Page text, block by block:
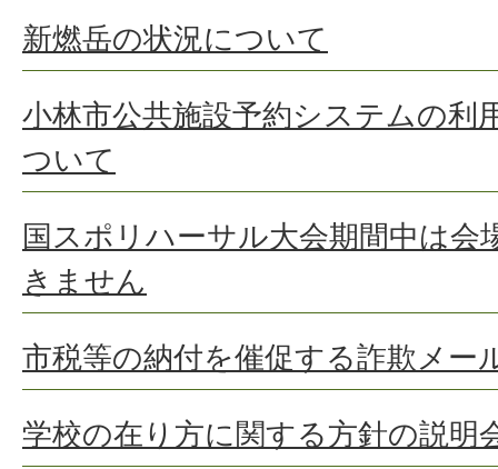
新燃岳の状況について
小林市公共施設予約システムの利
ついて
国スポリハーサル大会期間中は会
きません
市税等の納付を催促する詐欺メー
学校の在り方に関する方針の説明